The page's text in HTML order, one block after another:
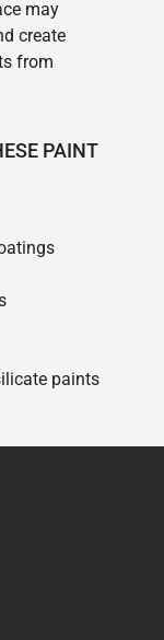
may
create
from
PAINT
paints